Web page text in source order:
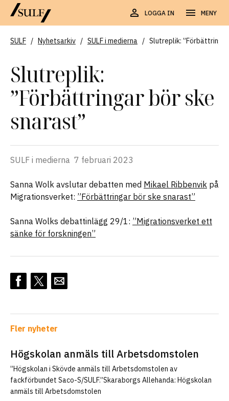
LOGGA IN MENY
SULF / Nyhetsarkiv / SULF i medierna / Slutreplik:
Slutreplik:
”Förbättringar bör ske
snarast”
SULF i medierna 7 februari 2023
Sanna Wolk avslutar debatten med Mikael Ribbenvik på
Migrationsverket: ”Förbättringar bör ske snarast”
Sanna Wolks debattinlägg 29/1: ”Migrationsverket ett
sänke för forskningen”
Fler nyheter
Högskolan anmäls till Arbetsdomstolen
”Högskolan i Skövde anmäls till Arbetsdomstolen av
fackförbundet Saco-S/SULF.”Skaraborgs Allehanda: Högskolan
anmäls till Arbetsdomstolen